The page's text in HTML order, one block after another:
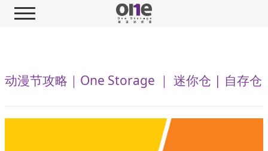
动漫节攻略｜One Storage ｜ 迷你仓 | 自存仓